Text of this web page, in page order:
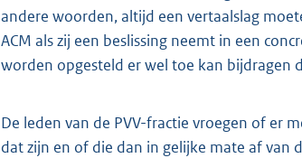
andere woorden, altijd een vertaalslag
ACM als zij een beslissing neemt in een
worden opgesteld er wel toe kan bijdragen
De leden van de PVV-fractie vroegen of er
dat zijn en of die dan in gelijke mate af van